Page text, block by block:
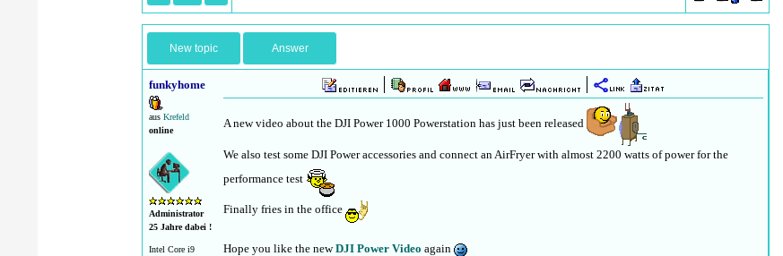
New topic Answer
funkyhome
ausKrefeld
online
Administrator
25 Jahre dabei !
Intel Core i9
A new video about the DJI Power 1000 Powerstation has just been released
We also test some DJI Power accessories and connect an AirFryer with almost 2200 watts of power for the
performance test
Finally fries in the office
Hope you like the newDJI Power Video again